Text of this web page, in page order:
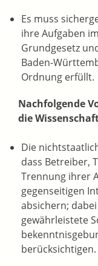
Es muss
ihre Aufgaben
Grundgesetz
Baden-
Ordnung erfüllt.
Nachfolgende
die
Die
dass Betreiber,
Trennung ihrer
gegenseitigen
absichern;
gewährleistete
berücksichtigen.